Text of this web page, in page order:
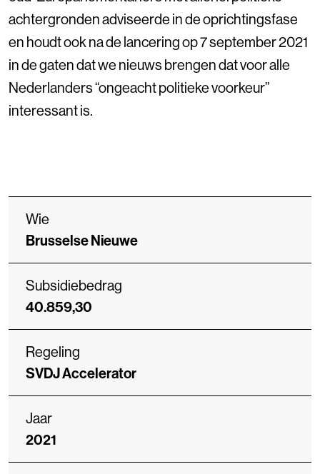
achtergronden adviseerde in de oprichtingsfase
en houdt ook na de lancering op 7 september 2021
in de gaten dat we nieuws brengen dat voor alle
Nederlanders “ongeacht politieke voorkeur”
interessant is.
Wie
Brusselse Nieuwe
Subsidiebedrag
40.859,30
Regeling
SVDJ Accelerator
Jaar
2021